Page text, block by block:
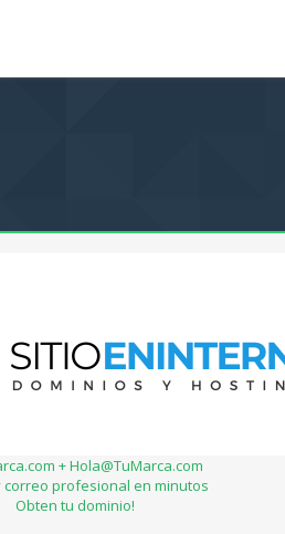
+ Hola@TuMarca.com
correo profesional en minutos
Obten tu dominio!